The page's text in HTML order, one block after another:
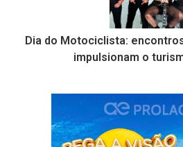
Dia do Motociclista:
impulsionam o